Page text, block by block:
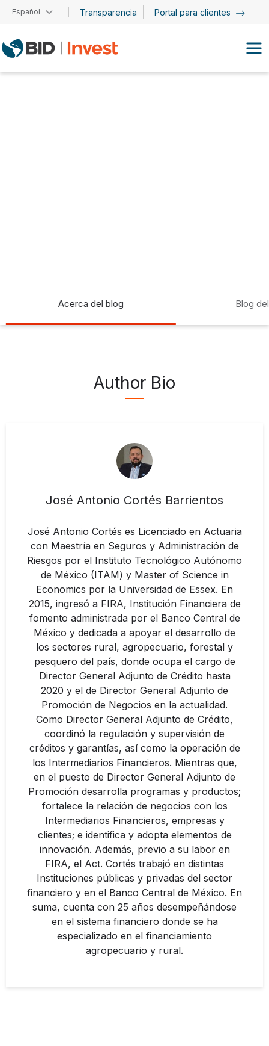
Pasar al contenido principal
Español Transparencia Portal para clientes
Acerca del blog Blog
Author Bio
José Antonio Cortés Barrientos
José Antonio Cortés es Licenciado en Actuaria
con Maestría en Seguros y Administración de
Riesgos por el Instituto Tecnológico Autónomo
de México (ITAM) y Master of Science in
Economics por la Universidad de Essex. En
2015, ingresó a FIRA, Institución Financiera de
fomento administrada por el Banco Central de
México y dedicada a apoyar el desarrollo de
los sectores rural, agropecuario, forestal y
pesquero del país, donde ocupa el cargo de
Director General Adjunto de Crédito hasta
2020 y el de Director General Adjunto de
Promoción de Negocios en la actualidad.
Como Director General Adjunto de Crédito,
coordinó la regulación y supervisión de
créditos y garantías, así como la operación de
los Intermediarios Financieros. Mientras que,
en el puesto de Director General Adjunto de
Promoción desarrolla programas y productos;
fortalece la relación de negocios con los
Intermediarios Financieros, empresas y
clientes; e identifica y adopta elementos de
innovación. Además, previo a su labor en
FIRA, el Act. Cortés trabajó en distintas
Instituciones públicas y privadas del sector
financiero y en el Banco Central de México. En
suma, cuenta con 25 años desempeñándose
en el sistema financiero donde se ha
especializado en el financiamiento
agropecuario y rural.